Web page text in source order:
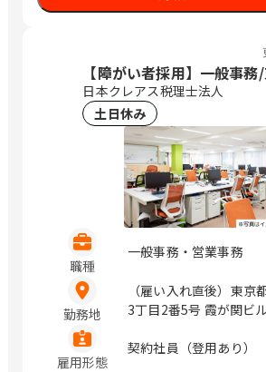
【障がい者採用】一般事
日本クレアス税理士法人
土日休み
職種
一般事務・営業事務
勤務地
（雇い入れ直後）東京
3丁目2番5号 霞が関ビ
雇用形態
契約社員（登用あり）